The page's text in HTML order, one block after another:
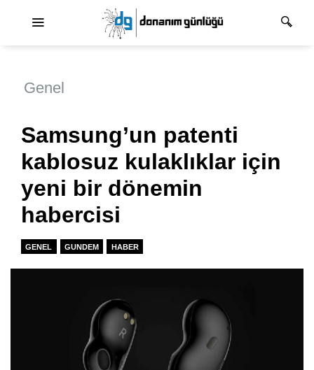
Genel
Samsung’un patenti
kablosuz kulaklıklar için
yeni bir dönemin
habercisi
GENEL GUNDEM HABER